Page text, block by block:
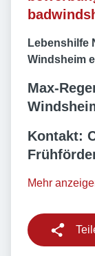
Lebenshilfe
Windsheim
Max-
Kontakt:
Mehr